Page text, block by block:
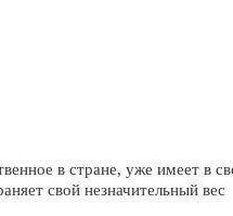
в стране, уже имеет в
свой незначительный вес